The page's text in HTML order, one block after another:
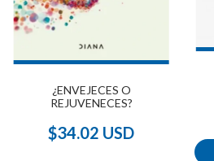
¿ENVEJECES O
REJUVENECES?
$34.02 USD